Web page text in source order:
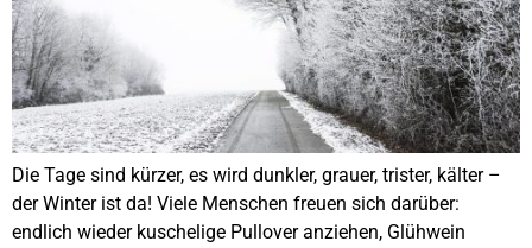
Die Tage sind kürzer, es wird dunkler, grauer, trister, kälter –
der Winter ist da! Viele Menschen freuen sich darüber:
endlich wieder kuschelige Pullover anziehen, Glühwein